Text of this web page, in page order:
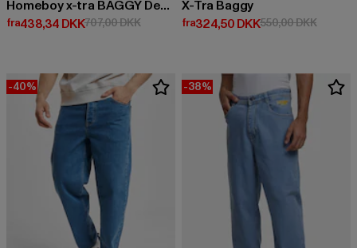
Homeboy x-tra BAGGY Denim
fra438,34 DKK
Nuværende pris: Fra 438,34 DKK
707,00 DKKKampagnepris: 707,00 DKK
X-Tra Baggy
fra324,50 DKK
Nuværende pris: Fra 324,50
550,00 DKK
-40% -38%